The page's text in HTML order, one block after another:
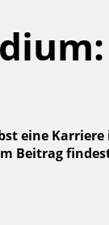
eine
Beitrag